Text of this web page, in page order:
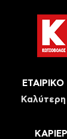
ΕΤΑΙΡΙΚΟ